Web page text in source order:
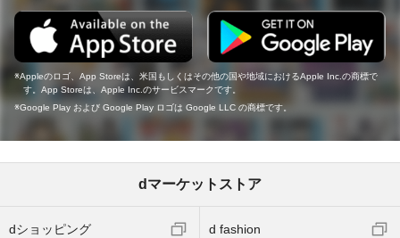
Appleのロゴ、App Storeは、米国もしくはその他の国や地域におけるApple Inc.の商標で
す。App Storeは、Apple Inc.のサービスマークです。
Google Play および Google Play ロゴは Google LLC の商標です。
dマーケットストア
dショッピング d fashion